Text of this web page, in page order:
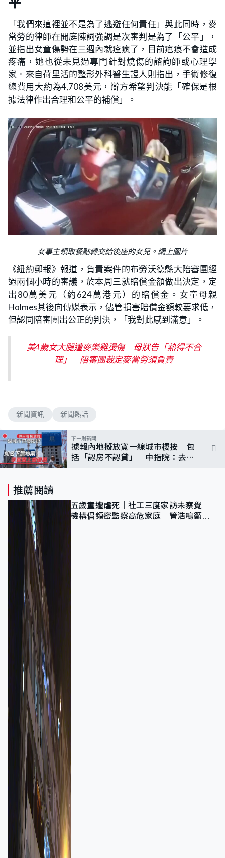
「我們來這裡並不是為了逃避任何責任」與此同時，麥
當勞的律師在開庭陳詞強調是次審判是為了「公平」，
並指出女童傷勢在三週內就痊癒了，目前疤痕不會造成
疼痛，她也從未見過專門針對燒傷的諮詢師或心理學
家。來自荷里活的整形外科醫生證人則指出，手術修復
總費用大約為4,708美元，辯方希望判決能「確保是根
據法律作出合理和公平的補償」。
女事主領取餐點轉交給後座的女兒。網上圖片
《紐約郵報》報道，負責案件的布勞沃德縣大陪審團經
過兩個小時的審議，於本周三就賠償金額做出決定，定
出80萬美元（約624萬港元）的賠償金。女童母親
Holmes其後向傳媒表示，儘管損害賠償金額較要求低，
但認同陪審團出公正的判決，「我對此感到滿意」。
美4歲女大腿遭麥樂雞燙傷 母狀告「熱得不合
理」 陪審團裁定麥當勞須負責
新聞資訊 新聞熱話
下一則新聞
據報內地擬放寬一線城市樓按 包
括「認房不認貸」 中指院：去季
推薦閱讀
五歲童遭虐死｜社工三度家訪未察覺
機構倡頻密監察高危家庭 管浩鳴籲加